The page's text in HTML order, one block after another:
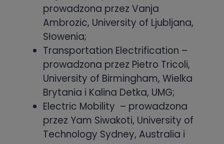
prowadzona przez Vanja
Ambrozic, University of Ljubljana,
Słowenia;
Transportation Electrification –
prowadzona przez Pietro Tricoli,
University of Birmingham, Wielka
Brytania i Kalina Detka, UMG;
Electric Mobility – prowadzona
przez Yam Siwakoti, University of
Technology Sydney, Australia i